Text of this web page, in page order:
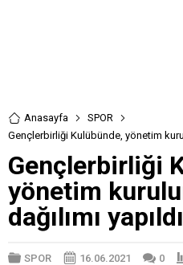
Anasayfa
SPOR
Gençlerbirliği Kulübünde, yönetim
Gençlerbirliği
yönetim
dağılımı yapıldı
SPOR 16.06.2021 0